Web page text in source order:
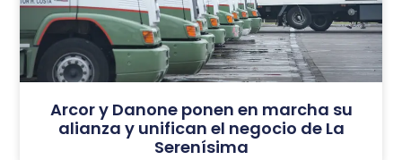
Arcor y Danone ponen en marcha su
alianza y unifican el negocio de La
Serenísima